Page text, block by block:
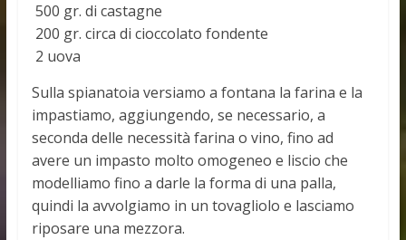
 500 gr. di castagne
 200 gr. circa di cioccolato fondente
 2 uova
Sulla spianatoia versiamo a fontana la farina e la
impastiamo, aggiungendo, se necessario, a
seconda delle necessità farina o vino, fino ad
avere un impasto molto omogeneo e liscio che
modelliamo fino a darle la forma di una palla,
quindi la avvolgiamo in un tovagliolo e lasciamo
riposare una mezzora.